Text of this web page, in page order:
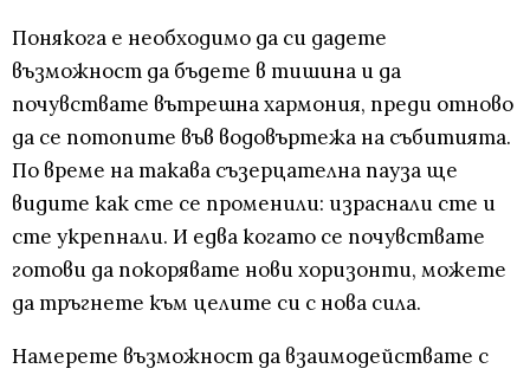
Понякога е необходимо да си дадете
възможност да бъдете в тишина и да
почувствате вътрешна хармония, преди отново
да се потопите във водовъртежа на събитията.
По време на такава съзерцателна пауза ще
видите как сте се променили: израснали сте и
сте укрепнали. И едва когато се почувствате
готови да покорявате нови хоризонти, можете
да тръгнете към целите си с нова сила.
Намерете възможност да взаимодействате с